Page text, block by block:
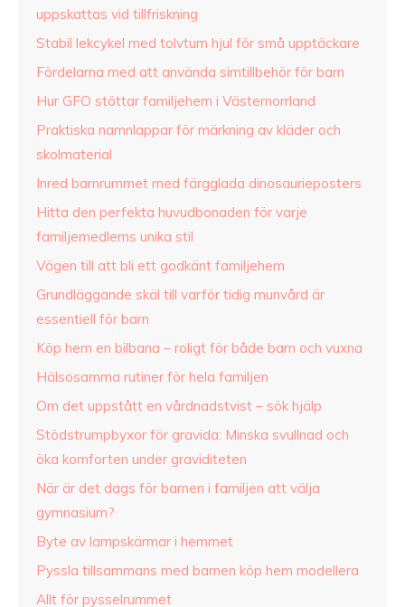
uppskattas vid tillfriskning
Stabil lekcykel med tolvtum hjul för små upptäckare
Fördelarna med att använda simtillbehör för barn
Hur GFO stöttar familjehem i Västernorrland
Praktiska namnlappar för märkning av kläder och
skolmaterial
Inred barnrummet med färgglada dinosaurieposters
Hitta den perfekta huvudbonaden för varje
familjemedlems unika stil
Vägen till att bli ett godkänt familjehem
Grundläggande skäl till varför tidig munvård är
essentiell för barn
Köp hem en bilbana – roligt för både barn och vuxna
Hälsosamma rutiner för hela familjen
Om det uppstått en vårdnadstvist – sök hjälp
Stödstrumpbyxor för gravida: Minska svullnad och
öka komforten under graviditeten
När är det dags för barnen i familjen att välja
gymnasium?
Byte av lampskärmar i hemmet
Pyssla tillsammans med barnen köp hem modellera
Allt för pysselrummet